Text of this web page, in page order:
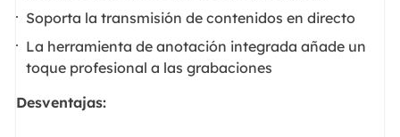
Soporta la transmisión de contenidos en directo
La herramienta de anotación integrada añade un
toque profesional a las grabaciones
Desventajas: